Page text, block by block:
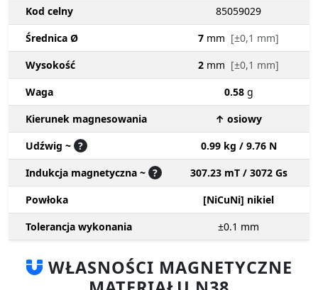
Kod celny
85059029
Średnica Ø
7 mm [±0,1 mm]
Wysokość
2 mm [±0,1 mm]
Waga
0.58 g
Kierunek magnesowania
↑ osiowy
Udźwig ~ ?
0.99 kg / 9.76 N
Indukcja magnetyczna ~ ?
307.23 mT / 3072 Gs
Powłoka
[NiCuNi] nikiel
Tolerancja wykonania
±0.1 mm
WŁASNOŚCI MAGNETYCZNE